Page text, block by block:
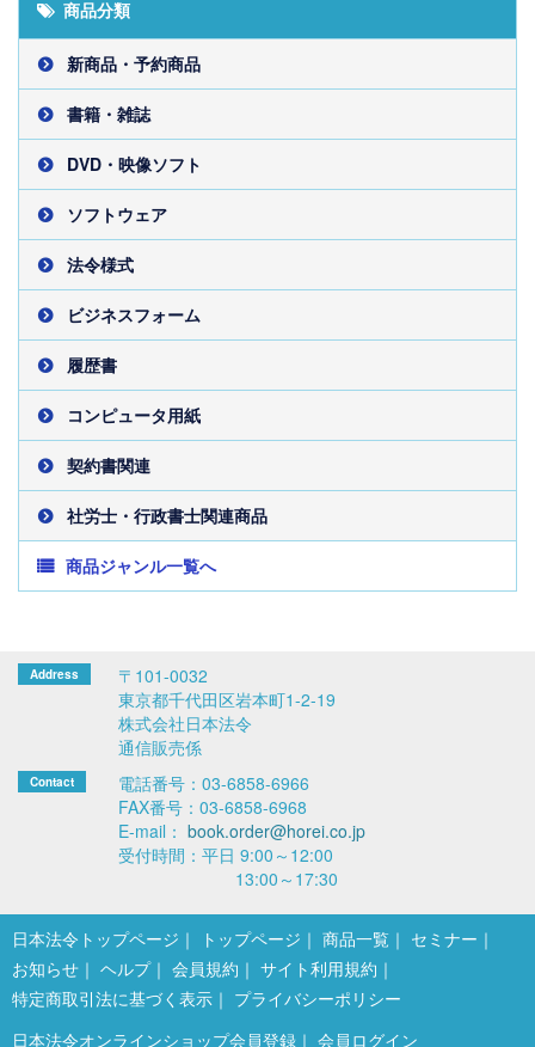
商品分類
新商品・予約商品
書籍・雑誌
DVD・映像ソフト
ソフトウェア
法令様式
ビジネスフォーム
履歴書
コンピュータ用紙
契約書関連
社労士・行政書士関連商品
商品ジャンル一覧へ
〒101-0032
東京都千代田区岩本町1-2-19
株式会社日本法令
通信販売係
電話番号：03-6858-6966
FAX番号：03-6858-6968
E-mail： book.order@horei.co.jp
受付時間：平日 9:00～12:00
13:00～17:30
日本法令トップページ トップページ 商品一覧
セミナー
お知らせ
ヘルプ 会員規約
サイト利用規約
特定商取引法に基づく表示
プライバシーポリシー
日本法令オンラインショップ会員登録
会員ログイン